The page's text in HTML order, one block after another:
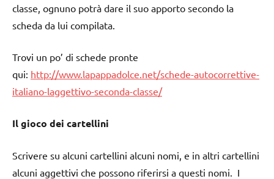
classe, ognuno potrà dare il suo apporto secondo la
scheda da lui compilata.
Trovi un po’ di schede pronte
qui: http://www.lapappadolce.net/schede-autocorrettive-
italiano-laggettivo-seconda-classe/
Il gioco dei cartellini
Scrivere su alcuni cartellini alcuni nomi, e in altri cartellini
alcuni aggettivi che possono riferirsi a questi nomi. I